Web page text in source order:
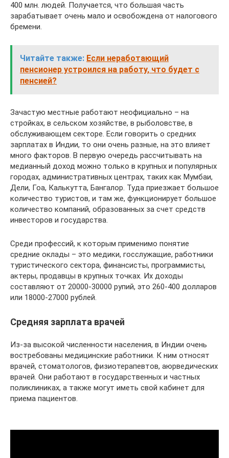
400 млн. людей. Получается, что большая часть
зарабатывает очень мало и освобождена от налогового
бремени.
Читайте также: Если неработающий
пенсионер устроился на работу, что будет с
пенсией?
Зачастую местные работают неофициально – на
стройках, в сельском хозяйстве, в рыболовстве, в
обслуживающем секторе. Если говорить о средних
зарплатах в Индии, то они очень разные, на это влияет
много факторов. В первую очередь рассчитывать на
медианный доход можно только в крупных и популярных
городах, административных центрах, таких как Мумбаи,
Дели, Гоа, Калькутта, Бангалор. Туда приезжает большое
количество туристов, и там же, функционирует большое
количество компаний, образованных за счет средств
инвесторов и государства.
Среди профессий, к которым применимо понятие
средние оклады – это медики, госслужащие, работники
туристического сектора, финансисты, программисты,
актеры, продавцы в крупных точках. Их доходы
составляют от 20000-30000 рупий, это 260-400 долларов
или 18000-27000 рублей.
Средняя зарплата врачей
Из-за высокой численности населения, в Индии очень
востребованы медицинские работники. К ним относят
врачей, стоматологов, физиотерапевтов, аюрведических
врачей. Они работают в государственных и частных
поликлиниках, а также могут иметь свой кабинет для
приема пациентов.